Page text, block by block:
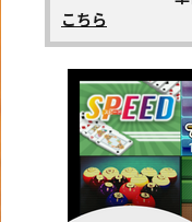
こちら